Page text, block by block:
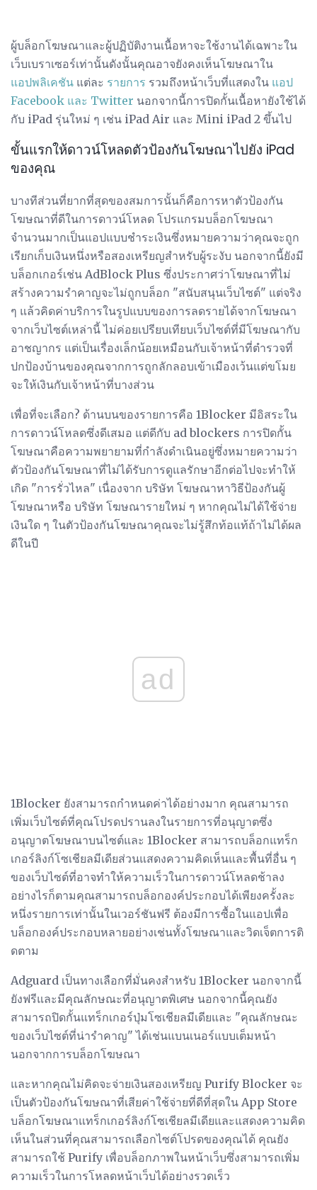
ผู้บล็อกโฆษณาและผู้ปฏิบัติงานเนื้อหาจะใช้งานได้เฉพาะใน
เว็บเบราเซอร์เท่านั้นดังนั้นคุณอาจยังคงเห็นโฆษณาใน
แอปพลิเคชัน แต่ละ รายการ รวมถึงหน้าเว็บที่แสดงใน แอป
Facebook และ Twitter นอกจากนี้การปิดกั้นเนื้อหายังใช้ได้
กับ iPad รุ่นใหม่ ๆ เช่น iPad Air และ Mini iPad 2 ขึ้นไป
ขั้นแรกให้ดาวน์โหลดตัวป้องกันโฆษณาไปยัง iPad
ของคุณ
บางทีส่วนที่ยากที่สุดของสมการนั้นก็คือการหาตัวป้องกัน
โฆษณาที่ดีในการดาวน์โหลด โปรแกรมบล็อกโฆษณา
จำนวนมากเป็นแอปแบบชำระเงินซึ่งหมายความว่าคุณจะถูก
เรียกเก็บเงินหนึ่งหรือสองเหรียญสำหรับผู้ระงับ นอกจากนี้ยังมี
บล็อกเกอร์เช่น AdBlock Plus ซึ่งประกาศว่าโฆษณาที่ไม่
สร้างความรำคาญจะไม่ถูกบล็อก "สนับสนุนเว็บไซต์" แต่จริง
ๆ แล้วคิดค่าบริการในรูปแบบของการลดรายได้จากโฆษณา
จากเว็บไซต์เหล่านี้ ไม่ค่อยเปรียบเทียบเว็บไซต์ที่มีโฆษณากับ
อาชญากร แต่เป็นเรื่องเล็กน้อยเหมือนกับเจ้าหน้าที่ตำรวจที่
ปกป้องบ้านของคุณจากการถูกลักลอบเข้าเมืองเว้นแต่ขโมย
จะให้เงินกับเจ้าหน้าที่บางส่วน
เพื่อที่จะเลือก? ด้านบนของรายการคือ 1Blocker มีอิสระใน
การดาวน์โหลดซึ่งดีเสมอ แต่ดีกับ ad blockers การปิดกั้น
โฆษณาคือความพยายามที่กำลังดำเนินอยู่ซึ่งหมายความว่า
ตัวป้องกันโฆษณาที่ไม่ได้รับการดูแลรักษาอีกต่อไปจะทำให้
เกิด "การรั่วไหล" เนื่องจาก บริษัท โฆษณาหาวิธีป้องกันผู้
โฆษณาหรือ บริษัท โฆษณารายใหม่ ๆ หากคุณไม่ได้ใช้จ่าย
เงินใด ๆ ในตัวป้องกันโฆษณาคุณจะไม่รู้สึกท้อแท้ถ้าไม่ได้ผล
ดีในปี
ad
1Blocker ยังสามารถกำหนดค่าได้อย่างมาก คุณสามารถ
เพิ่มเว็บไซต์ที่คุณโปรดปรานลงในรายการที่อนุญาตซึ่ง
อนุญาตโฆษณาบนไซต์และ 1Blocker สามารถบล็อกแทร็ก
เกอร์ลิงก์โซเชียลมีเดียส่วนแสดงความคิดเห็นและพื้นที่อื่น ๆ
ของเว็บไซต์ที่อาจทำให้ความเร็วในการดาวน์โหลดช้าลง
อย่างไรก็ตามคุณสามารถบล็อกองค์ประกอบได้เพียงครั้งละ
หนึ่งรายการเท่านั้นในเวอร์ชันฟรี ต้องมีการซื้อในแอปเพื่อ
บล็อกองค์ประกอบหลายอย่างเช่นทั้งโฆษณาและวิดเจ็ตการติ
ดตาม
Adguard เป็นทางเลือกที่มั่นคงสำหรับ 1Blocker นอกจากนี้
ยังฟรีและมีคุณลักษณะที่อนุญาตพิเศษ นอกจากนี้คุณยัง
สามารถปิดกั้นแทร็กเกอร์ปุ่มโซเชียลมีเดียและ "คุณลักษณะ
ของเว็บไซต์ที่น่ารำคาญ" ได้เช่นแบนเนอร์แบบเต็มหน้า
นอกจากการบล็อกโฆษณา
และหากคุณไม่คิดจะจ่ายเงินสองเหรียญ Purify Blocker จะ
เป็นตัวป้องกันโฆษณาที่เสียค่าใช้จ่ายที่ดีที่สุดใน App Store
บล็อกโฆษณาแทร็กเกอร์ลิงก์โซเชียลมีเดียและแสดงความคิด
เห็นในส่วนที่คุณสามารถเลือกไซต์โปรดของคุณได้ คุณยัง
สามารถใช้ Purify เพื่อบล็อกภาพในหน้าเว็บซึ่งสามารถเพิ่ม
ความเร็วในการโหลดหน้าเว็บได้อย่างรวดเร็ว